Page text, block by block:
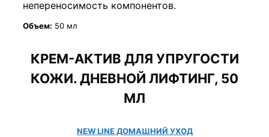
непереносимость компонентов.
Объем: 50 мл
КРЕМ-АКТИВ ДЛЯ УПРУГОСТИ
КОЖИ. ДНЕВНОЙ ЛИФТИНГ, 50
МЛ
NEW LINE ДОМАШНИЙ УХОД